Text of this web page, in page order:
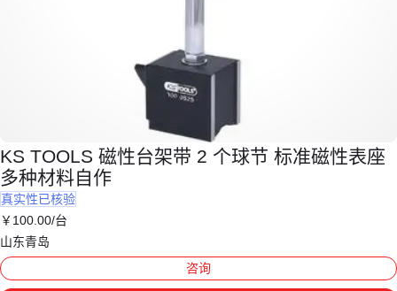
KS TOOLS 磁性台架带 2 个球节 标准磁性表座
多种材料自作
真实性已核验
￥ 100.00/台
山东青岛
咨询